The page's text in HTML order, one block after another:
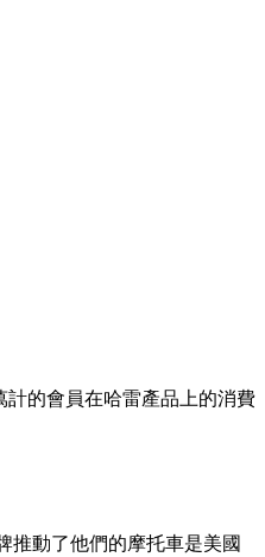
的會員在哈雷產品上的消費
推動了他們的摩托車是美國